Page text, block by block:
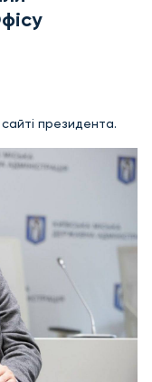
президента.